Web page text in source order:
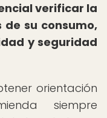
verificar la
su consumo,
y seguridad
orientación
siempre